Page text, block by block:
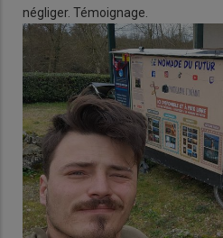
négliger. Témoignage.